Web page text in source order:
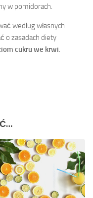
w pomidorach.
według własnych
o zasadach diety
cukru we krwi.